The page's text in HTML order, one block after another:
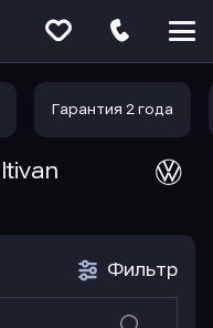
Гарантия 2 года
Фильтр